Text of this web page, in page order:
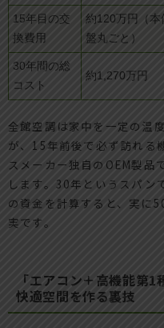
15年目の交
換費用
約120万円（本
盤丸ごと）
30年間の総
コスト
約1,270万円
全館空調は家中を一定の温
が、15年前後で必ず訪れる
スメーカー独自のOEM製品
します。30年というスパン
の資金を計算すると、実に
実です。
「エアコン＋高機能第
快適空間を作る裏技